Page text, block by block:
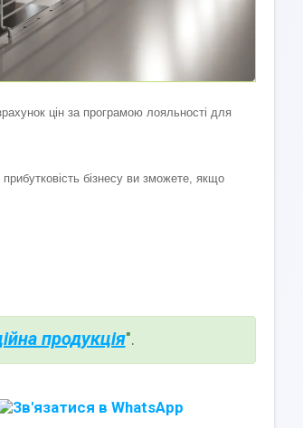
цін за програмою лояльності для
бізнесу ви зможете, якщо
продукція".